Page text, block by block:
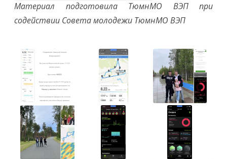
Материал подготовила ТюмнМО ВЭП при
содействии Совета молодежи ТюмнМО ВЭП